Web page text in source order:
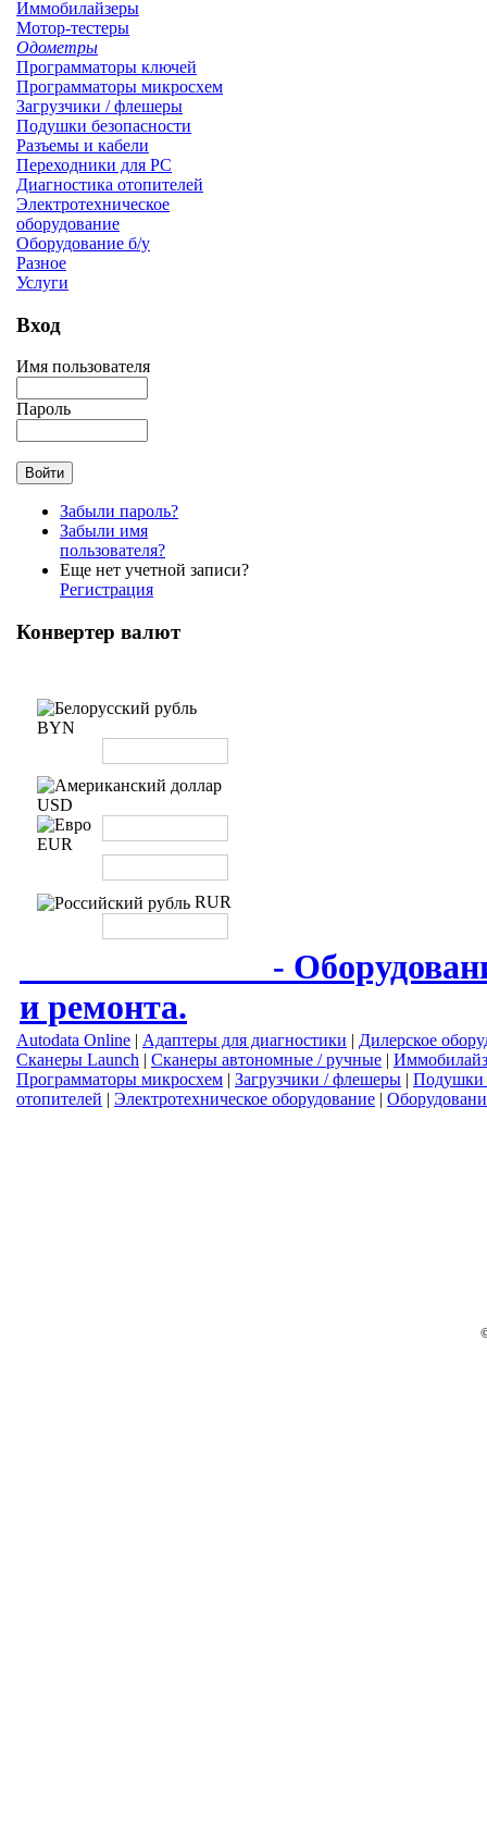
Иммобилайзеры
Мотор-тестеры
Одометры
Программаторы ключей
Программаторы микросхем
Загрузчики / флешеры
Подушки безопасности
Разъемы и кабели
Переходники для PC
Диагностика отопителей
Электротехническое
оборудование
Оборудование б/у
Разное
Услуги
Вход
Имя пользователя
Пароль
Забыли пароль?
Забыли имя
пользователя?
Еще нет учетной записи?
Регистрация
Конвертер валют
BYN
USD
EUR
RUR
-
и ремонта.
Autodata Online | Адаптеры для диагностики | Дилерское
Сканеры Launch | Сканеры автономные / ручные |
Программаторы микросхем | Загрузчики / флешеры | Подушки
отопителей | Электротехническое оборудование |